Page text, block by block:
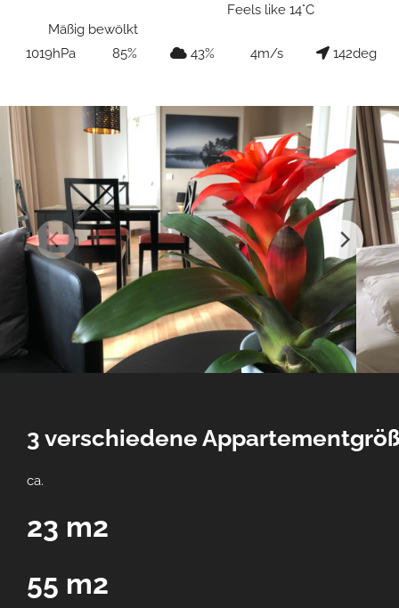
Mäßig bewölkt
Feels like 14°C
1019hPa 85% 43% 4m/s 142deg
3 verschiedene
ca.
23 m2
55 m2